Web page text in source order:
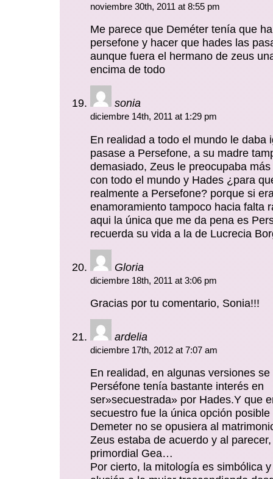
noviembre 30th, 2011 at 8:55 pm
Me parece que Deméter tenía que
persefone y hacer que hades las
aunque fuera el hermano de zeus
encima de todo
sonia
diciembre 14th, 2011 at 1:29 pm
En realidad a todo el mundo le daba
pasase a Persefone, a su madre
demasiado, Zeus le preocupaba
con todo el mundo y Hades ¿para
realmente a Persefone? porque si
enamoramiento tampoco hacia falta
aqui la única que me da pena es
recuerda su vida a la de Lucrecia
Gloria
diciembre 18th, 2011 at 3:06 pm
Gracias por tu comentario, Sonia!!!
ardelia
diciembre 17th, 2012 at 7:07 am
En realidad, en algunas versiones
Perséfone tenía bastante interés en
ser»secuestrada» por Hades.Y que
secuestro fue la única opción posible
Demeter no se opusiera al
Zeus estaba de acuerdo y al
primordial Gea…
Por cierto, la mitología es simbólica